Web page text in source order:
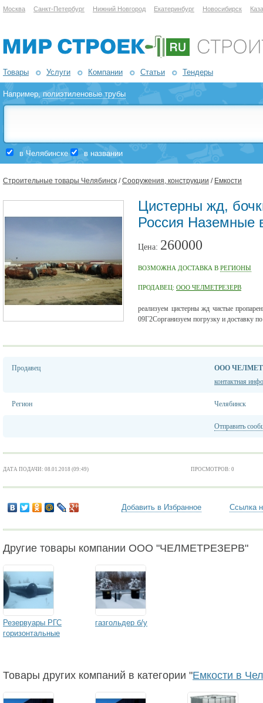
Москва Санкт-Петербург Нижний Новгород Екатеринбург Новосибирск
Товары Услуги Компании Статьи Тендеры
Например,полиэтиленовые трубы
в Челябинске в названии
Строительные товары Челябинск /Сооружения, конструкции / Емкости
Цистерны жд,
Россия Наземные
Цена: 260000
ВОЗМОЖНА ДОСТАВКА В РЕГИОНЫ
ПРОДАВЕЦ: ООО ЧЕЛМЕТРЕЗЕРВ
реализуем цистерны жд чистые
09Г2Сорганизуем погрузку и доставку
Продавец
ООО
контактная
Регион Челябинск
Отправить
ДАТА ПОДАЧИ: 08.01.2018 (09:49) ПРОСМОТРОВ: 0
Добавить в Избранное Ссылка
Другие товары компании ООО "ЧЕЛМЕТРЕЗЕРВ"
Резервуары РГС
горизонтальные
газгольдер б/у
Товары других компаний в категории "Емкости в